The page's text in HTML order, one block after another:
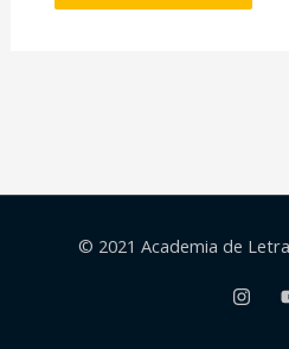
© 2021 Academia de